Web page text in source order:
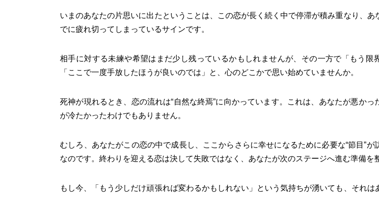
いまのあなたの片思いに出たということは、この恋が長く続く中で停滞が積み重なり、あ
でに疲れ切ってしまっているサインです。
相手に対する未練や希望はまだ少し残っているかもしれませんが、その一方で「もう限
「ここで一度手放したほうが良いのでは」と、心のどこかで思い始めていませんか。
死神が現れるとき、恋の流れは“自然な終焉”に向かっています。これは、あなたが悪かっ
が冷たかったわけでもありません。
むしろ、あなたがこの恋の中で成長し、ここからさらに幸せになるために必要な“節目”が
なのです。終わりを迎える恋は決して失敗ではなく、あなたが次のステージへ進む準備を
もし今、「もう少しだけ頑張れば変わるかもしれない」という気持ちが湧いても、それは